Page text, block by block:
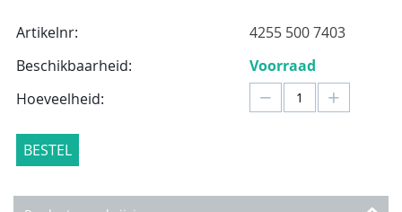
Artikelnr:
4255 500 7403
Beschikbaarheid:
Voorraad
Hoeveelheid:
+
−
BESTEL